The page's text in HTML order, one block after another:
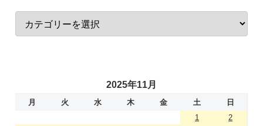
2025年11月
月 火 水 木 金 土
日
1
2